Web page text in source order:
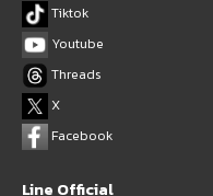
Tiktok
Youtube
Threads
X
Facebook
Line Official